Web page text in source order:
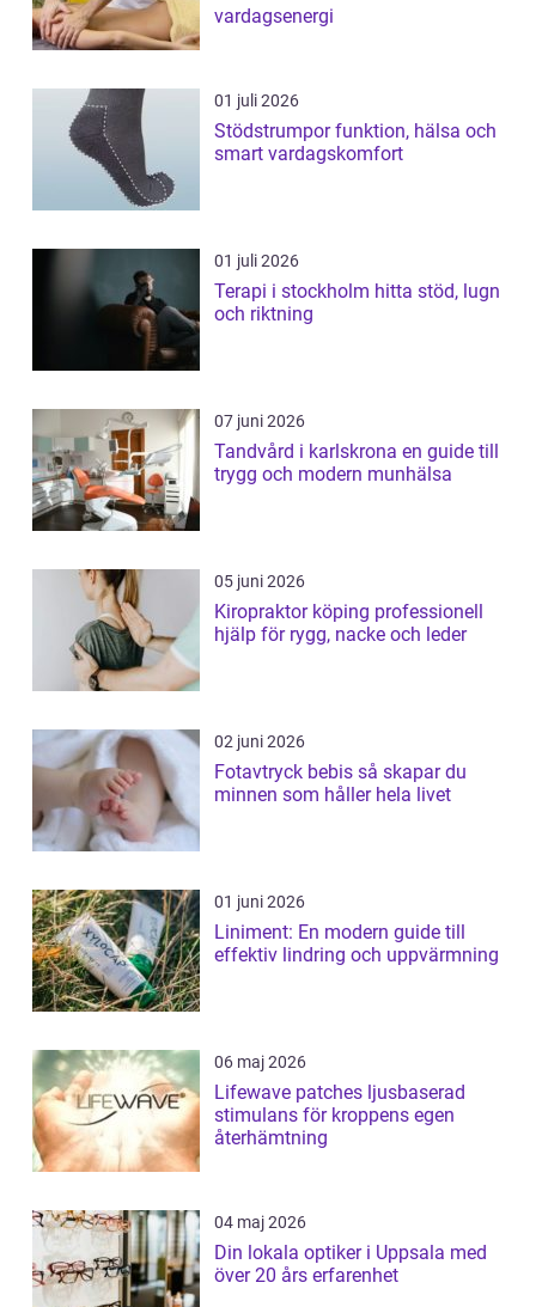
vardagsenergi
01 juli 2026
Stödstrumpor funktion, hälsa och
smart vardagskomfort
01 juli 2026
Terapi i stockholm hitta stöd, lugn
och riktning
07 juni 2026
Tandvård i karlskrona en guide till
trygg och modern munhälsa
05 juni 2026
Kiropraktor köping professionell
hjälp för rygg, nacke och leder
02 juni 2026
Fotavtryck bebis så skapar du
minnen som håller hela livet
01 juni 2026
Liniment: En modern guide till
effektiv lindring och uppvärmning
06 maj 2026
Lifewave patches ljusbaserad
stimulans för kroppens egen
återhämtning
04 maj 2026
Din lokala optiker i Uppsala med
över 20 års erfarenhet